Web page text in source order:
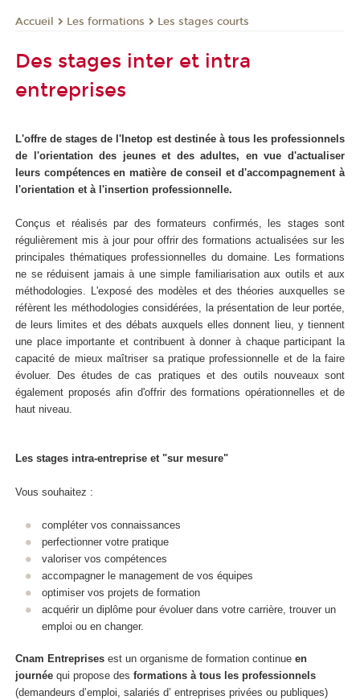
Accueil Les formations Les stages courts
Des stages inter et intra
entreprises
L'offre de stages de l'Inetop est destinée à tous les professionnels
de l'orientation des jeunes et des adultes, en vue d'actualiser
leurs compétences en matière de conseil et d'accompagnement à
l'orientation et à l'insertion professionnelle.
Conçus et réalisés par des formateurs confirmés, les stages sont
régulièrement mis à jour pour offrir des formations actualisées sur les
principales thématiques professionnelles du domaine. Les formations
ne se réduisent jamais à une simple familiarisation aux outils et aux
méthodologies. L'exposé des modèles et des théories auxquelles se
réfèrent les méthodologies considérées, la présentation de leur portée,
de leurs limites et des débats auxquels elles donnent lieu, y tiennent
une place importante et contribuent à donner à chaque participant la
capacité de mieux maîtriser sa pratique professionnelle et de la faire
évoluer. Des études de cas pratiques et des outils nouveaux sont
également proposés afin d'offrir des formations opérationnelles et de
haut niveau.
Les stages intra-entreprise et "sur mesure"
Vous souhaitez :
compléter vos connaissances
perfectionner votre pratique
valoriser vos compétences
accompagner le management de vos équipes
optimiser vos projets de formation
acquérir un diplôme pour évoluer dans votre carrière, trouver un
emploi ou en changer.
Cnam Entreprises est un organisme de formation continue en
journée qui propose des formations à tous les professionnels
(demandeurs d’emploi, salariés d’ entreprises privées ou publiques)